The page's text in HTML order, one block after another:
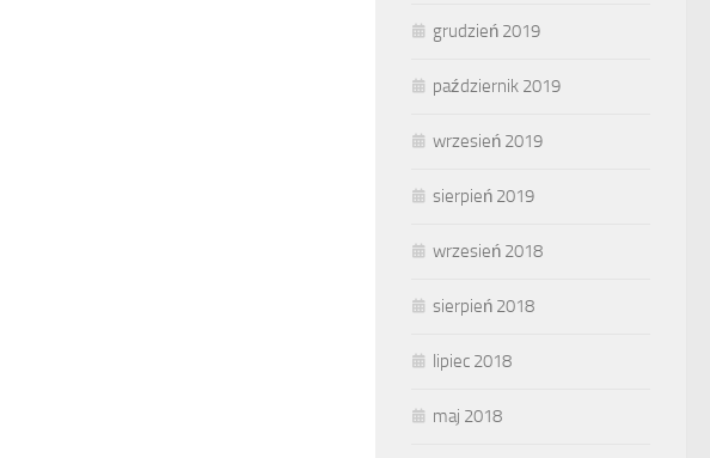
grudzień 2019
październik 2019
wrzesień 2019
sierpień 2019
wrzesień 2018
sierpień 2018
lipiec 2018
maj 2018